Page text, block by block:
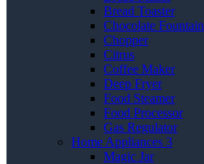
Bread Toaster
Chocolate Fountain
Chopper
Citrus
Coffee Maker
Deep Fryer
Food Steamer
Food Processor
Gas Regulator
Home Appliances 3
Magic Jar